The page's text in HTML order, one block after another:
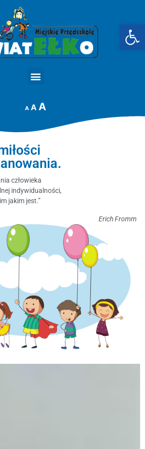
A A A
człowieka
indywidualności,
jakim jest.”
Erich Fromm